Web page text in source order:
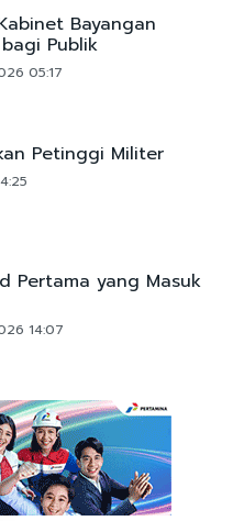
Bayangan
Publik
05:17
Petinggi Militer
Pertama yang Masuk
14:07